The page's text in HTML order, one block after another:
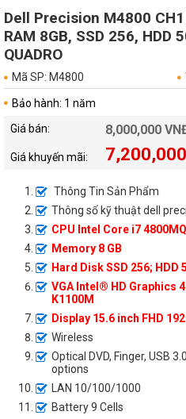
Dell Precision M4800
RAM 8GB, SSD 256, HDD
QUADRO
Mã SP: M4800
Bảo hành: 1 năm
Giá bán:
8,000,000
Giá khuyến mãi:
Thông Tin Sản Phẩm
Thông số kỹ thuật dell
CPU Intel Core i7 4800MQ
Memory 8 GB
Hard Disk SSD 256; HDD
VGA Intel® HD Graphics
K1100M
Display 15.6 inch FHD
Wireless
Optical DVD, Finger, USB
options
LAN 10/100/1000
Battery 9 Cells